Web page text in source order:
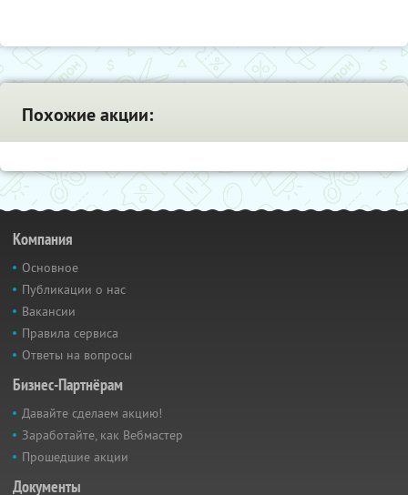
Похожие акции:
Компания
Основное
Публикации о нас
Вакансии
Правила сервиса
Ответы на вопросы
Бизнес-Партнёрам
Давайте сделаем акцию!
Заработайте, как Вебмастер
Прошедшие акции
Документы